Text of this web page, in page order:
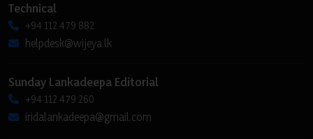
Technical
+94 112 479 882
helpdesk@wijeya.lk
Sunday Lankadeepa Editorial
+94 112 479 260
iridalankadeepa@gmail.com